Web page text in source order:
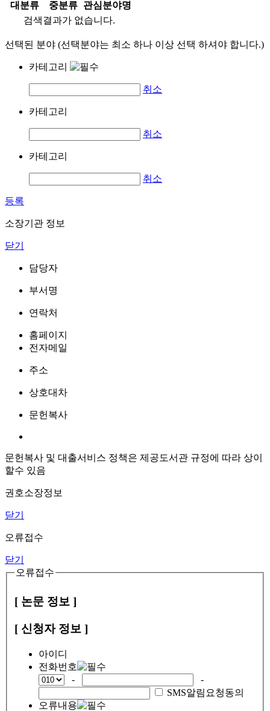
대분류
중분류
관심분야명
검색결과가 없습니다.
선택된 분야 (선택분야는 최소 하나 이상 선택 하셔야 합니다.)
카테고리
취소
카테고리
취소
카테고리
취소
등록
소장기관 정보
닫기
담당자
부서명
연락처
홈페이지
전자메일
주소
상호대차
문헌복사
문헌복사 및 대출서비스 정책은 제공도서관 규정에 따라 상이
할수 있음
권호소장정보
닫기
오류접수
닫기
오류접수
[ 논문 정보 ]
[ 신청자 정보 ]
아이디
전화번호
-
-
SMS알림요청동의
오류내용